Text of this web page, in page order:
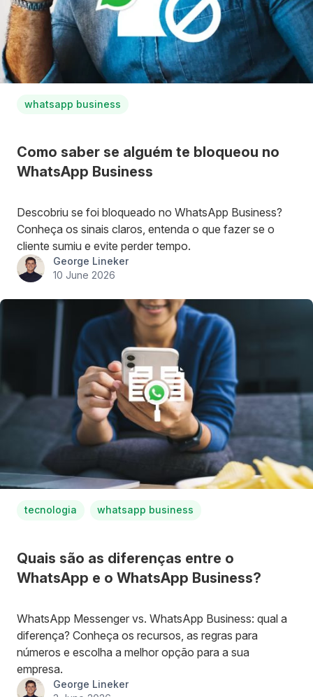
whatsapp business
Como saber se alguém te bloqueou no
WhatsApp Business
Descobriu se foi bloqueado no WhatsApp Business?
Conheça os sinais claros, entenda o que fazer se o
cliente sumiu e evite perder tempo.
George Lineker
10 June 2026
tecnologia whatsapp business
Quais são as diferenças entre o
WhatsApp e o WhatsApp Business?
WhatsApp Messenger vs. WhatsApp Business: qual a
diferença? Conheça os recursos, as regras para
números e escolha a melhor opção para a sua
empresa.
George Lineker